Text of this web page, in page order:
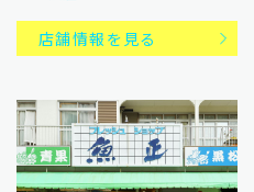
店舗情報を見る